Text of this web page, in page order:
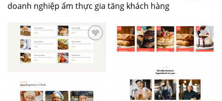
doanh nghiệp ẩm thực gia tăng khách hàng
Add to
wishlist